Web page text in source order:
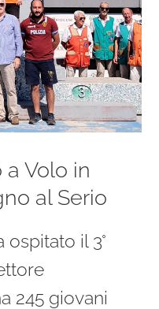
a Volo in
al Serio
ospitato il 3°
245 giovani